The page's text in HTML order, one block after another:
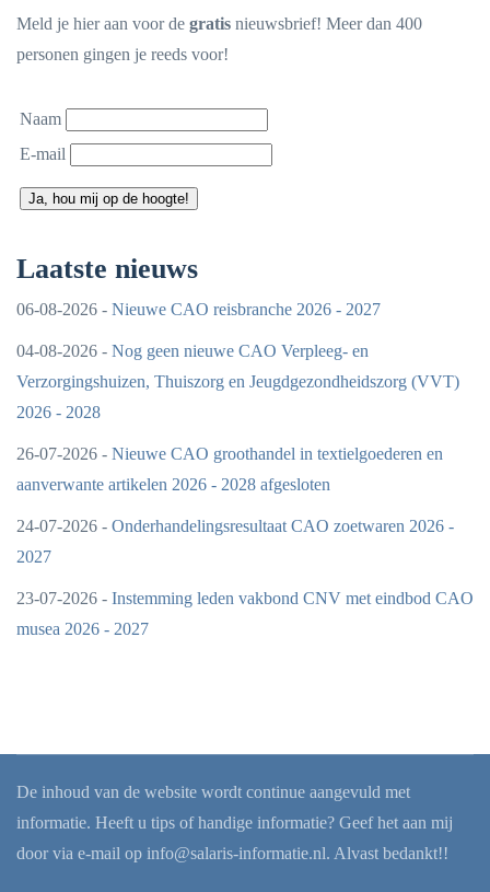
Meld je hier aan voor de gratis nieuwsbrief! Meer dan 400
personen gingen je reeds voor!
Naam
E-mail
Ja, hou mij op de hoogte!
Laatste nieuws
06-08-2026 - Nieuwe CAO reisbranche 2026 - 2027
04-08-2026 - Nog geen nieuwe CAO Verpleeg- en
Verzorgingshuizen, Thuiszorg en Jeugdgezondheidszorg (VVT)
2026 - 2028
26-07-2026 - Nieuwe CAO groothandel in textielgoederen en
aanverwante artikelen 2026 - 2028 afgesloten
24-07-2026 - Onderhandelingsresultaat CAO zoetwaren 2026 -
2027
23-07-2026 - Instemming leden vakbond CNV met eindbod CAO
musea 2026 - 2027
De inhoud van de website wordt continue aangevuld met
informatie. Heeft u tips of handige informatie? Geef het aan mij
door via e-mail op info@salaris-informatie.nl. Alvast bedankt!!